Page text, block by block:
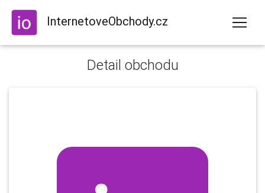
InternetoveObchody.cz
Detail obchodu